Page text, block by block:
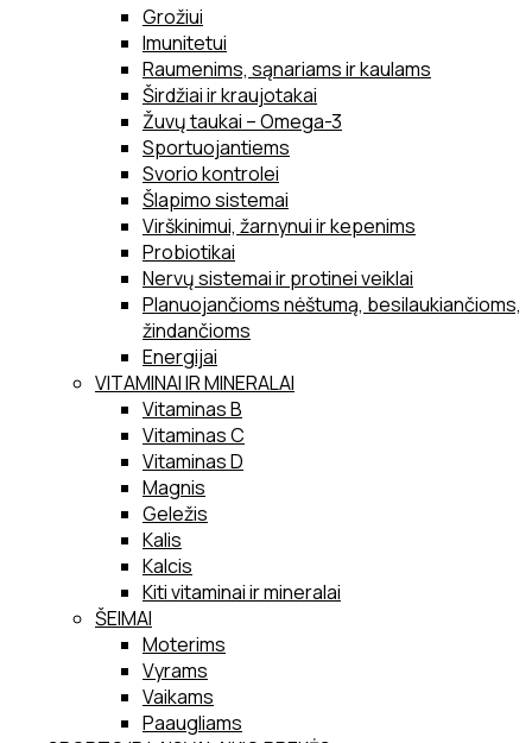
Grožiui
Imunitetui
Raumenims, sąnariams ir kaulams
Širdžiai ir kraujotakai
Žuvų taukai – Omega-3
Sportuojantiems
Svorio kontrolei
Šlapimo sistemai
Virškinimui, žarnynui ir kepenims
Probiotikai
Nervų sistemai ir protinei veiklai
Planuojančioms nėštumą, besilaukiančioms,
žindančioms
Energijai
VITAMINAI IR MINERALAI
Vitaminas B
Vitaminas C
Vitaminas D
Magnis
Geležis
Kalis
Kalcis
Kiti vitaminai ir mineralai
ŠEIMAI
Moterims
Vyrams
Vaikams
Paaugliams